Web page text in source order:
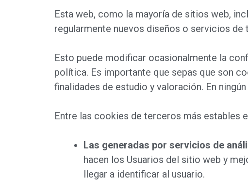
Esta web, como la mayoría de sitios web,
regularmente nuevos diseños o servicios
Esto puede modificar ocasionalmente la
política. Es importante que sepas que son
finalidades de estudio y valoración. En
Entre las cookies de terceros más estables
Las generadas por servicios de
hacen los Usuarios del sitio web y
llegar a identificar al usuario.